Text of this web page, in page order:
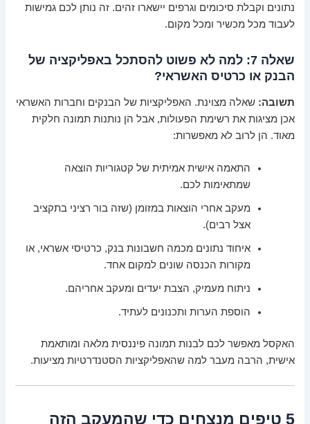
נתונים וקבלת סיכומים וגרפים יישארו זהים. זה נותן לכם גמישות
לעבוד מכל מכשיר ומכל מקום.
שאלה 7: למה לא פשוט להסתכל באפליקציה של
הבנק או כרטיס האשראי?
תשובה: שאלה מצוינת. האפליקציות של הבנקים וחברות האשראי
אכן מציגות את רשימת הפעולות, אבל הן נותנות תמונה חלקית
מאוד. הן לרוב לא מאפשרות:
התאמה אישית אמיתית של קטגוריות הוצאה
שמתאימות לכם.
מעקב אחרי הוצאות במזומן (שזה בור רציני בתקציב
אצל רבים).
איחוד נתונים מכמה חשבונות בנק, כרטיסי אשראי, או
מקורות הכנסה שונים למקום אחד.
ניתוח מעמיק, הצבת יעדים ומעקב אחריהם.
הוספת הערות ותכנונים לעתיד.
האקסל מאפשר לכם לבנות תמונה פיננסית מלאה ומותאמת
אישית, הרבה מעבר למה שהאפליקציות הסטנדרטיות מציעות.
5 טיפים מנצחים כדי שהמעקב הזה